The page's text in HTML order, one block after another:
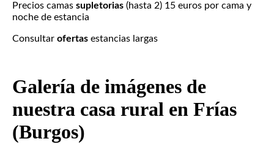
Precios camas supletorias (hasta 2) 15 euros por cama y
noche de estancia
Consultar ofertas estancias largas
Galería de imágenes de
nuestra casa rural en Frías
(Burgos)